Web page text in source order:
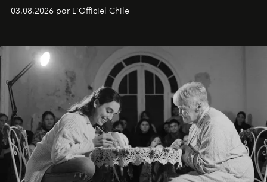
Disponible en Chile desde el 6 de agosto.
03.08.2026 por L'Officiel Chile